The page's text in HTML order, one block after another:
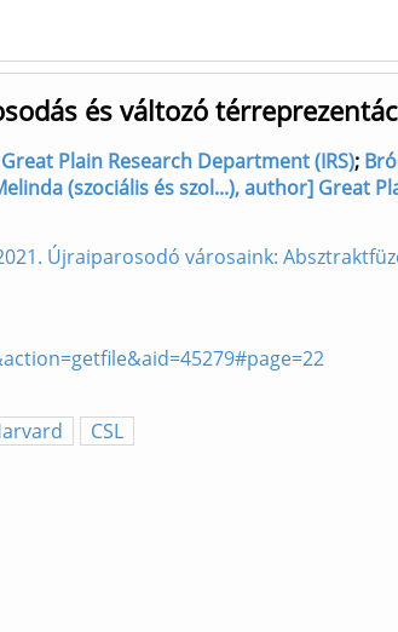
és változó
Plain Research Department (IRS);
(szociális és szol...), author] Great
Újraiparosodó városaink:
CSL